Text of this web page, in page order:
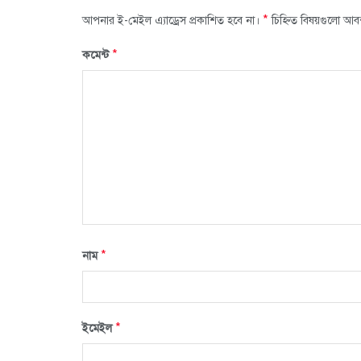
আপনার ই-মেইল এ্যাড্রেস প্রকাশিত হবে না। * চিহ্নিত বিষয়গুলো
কমেন্ট*
নাম*
ইমেইল*